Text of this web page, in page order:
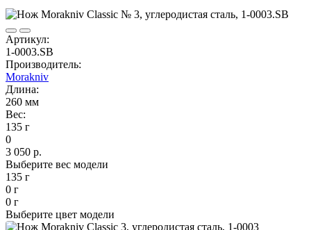
Артикул:
1-0003.SB
Производитель:
Morakniv
Длина:
260 мм
Вес:
135 г
0
3 050 р.
Выберите вес модели
135 г
0 г
0 г
Выберите цвет модели